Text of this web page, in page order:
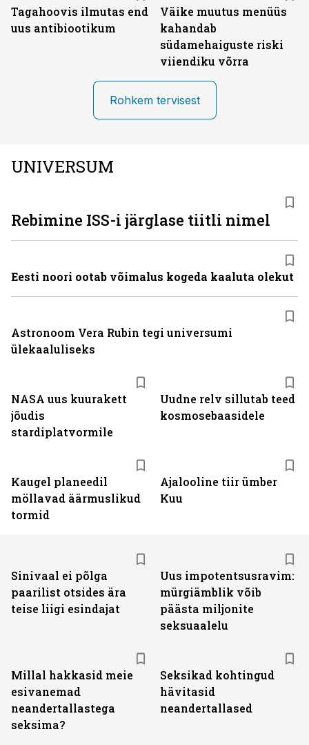
Tagahoovis ilmutas end
uus antibiootikum
Väike muutus menüüs
kahandab
südamehaiguste riski
viiendiku võrra
Rohkem tervisest
UNIVERSUM
NASA uus kuurakett
jõudis
stardiplatvormile
Uudne relv sillutab teed
kosmosebaasidele
Kaugel planeedil
möllavad äärmuslikud
tormid
Ajalooline tiir ümber
Kuu
Rebimine ISS-i järglase tiitli nimel
Eesti noori ootab võimalus kogeda kaaluta olekut
Astronoom Vera Rubin tegi universumi
ülekaaluliseks
Sinivaal ei põlga
paarilist otsides ära
teise liigi esindajat
Uus impotentsusravim:
mürgiämblik võib
päästa miljonite
seksuaalelu
Millal hakkasid meie
esivanemad
neandertallastega
seksima?
Seksikad kohtingud
hävitasid
neandertallased